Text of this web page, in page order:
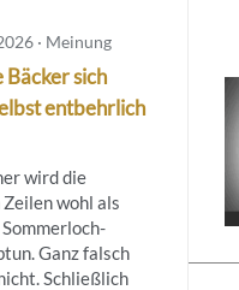
· Meinung
Bäcker sich
entbehrlich
wird die
wohl als
Ganz falsch
Schließlich